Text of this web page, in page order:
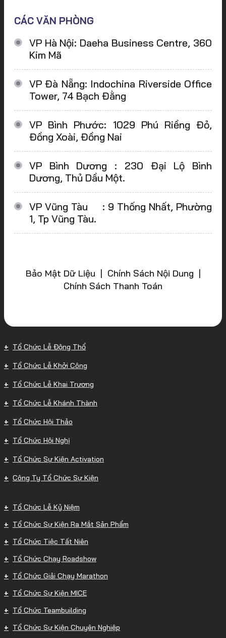
CÁC VĂN PHÒNG
VP Hà Nội: Daeha Business Centre, 360
Kim Mã
VP Đà Nẵng: Indochina Riverside Office
Tower, 74 Bạch Đằng
VP Bình Phước: 1029 Phú Riềng Đỏ,
Đồng Xoài, Đồng Nai
VP Bình Dương : 230 Đại Lộ Bình
Dương, Thủ Dầu Một.
VP Vũng Tàu : 9 Thống Nhất, Phường
1, Tp Vũng Tàu.
Bảo Mật Dữ Liệu | Chính Sách Nội Dung |
Chính Sách Thanh Toán
Tổ Chức Lễ Động Thổ
Tổ Chức Lễ Khởi Công
Tổ Chức Lễ Khai Trương
Tổ Chức Lễ Khánh Thành
Tổ Chức Hội Thảo
Tổ Chức Hội Nghị
Tổ Chức Sự Kiện Activation
Công Ty Tổ Chức Sự Kiện
Tổ Chức Lễ Kỷ Niệm
Tổ Chức Sự Kiện Ra Mắt Sản Phẩm
Tổ Chức Tiệc Tất Niên
Tổ Chức Chạy Roadshow
Tổ Chức Giải Chạy Marathon
Tổ Chức Sự Kiện MICE
Tổ Chức Teambuilding
Tổ Chức Sự Kiện Chuyên Nghiệp